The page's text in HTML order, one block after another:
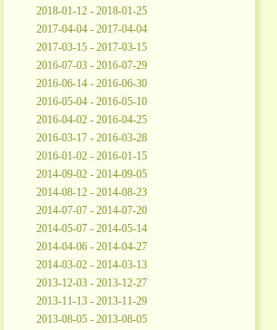
2018-01-12 - 2018-01-25
2017-04-04 - 2017-04-04
2017-03-15 - 2017-03-15
2016-07-03 - 2016-07-29
2016-06-14 - 2016-06-30
2016-05-04 - 2016-05-10
2016-04-02 - 2016-04-25
2016-03-17 - 2016-03-28
2016-01-02 - 2016-01-15
2014-09-02 - 2014-09-05
2014-08-12 - 2014-08-23
2014-07-07 - 2014-07-20
2014-05-07 - 2014-05-14
2014-04-06 - 2014-04-27
2014-03-02 - 2014-03-13
2013-12-03 - 2013-12-27
2013-11-13 - 2013-11-29
2013-08-05 - 2013-08-05